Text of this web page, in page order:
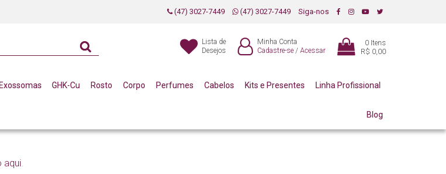
(47) 3027-7449 (47) 3027-7449 Siga-nos
Lista de
Desejos
Minha Conta
Cadastre-se / Acessar
0 Itens
R$ 0,00
Exossomas GHK-Cu Rosto Corpo Perfumes Cabelos Kits e Presentes Linha Profissional
Blog
aqui.